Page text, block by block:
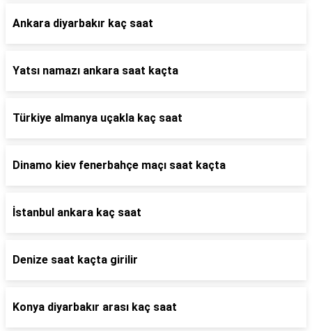
Ankara diyarbakır kaç saat
Yatsı namazı ankara saat kaçta
Türkiye almanya uçakla kaç saat
Dinamo kiev fenerbahçe maçı saat kaçta
İstanbul ankara kaç saat
Denize saat kaçta girilir
Konya diyarbakır arası kaç saat